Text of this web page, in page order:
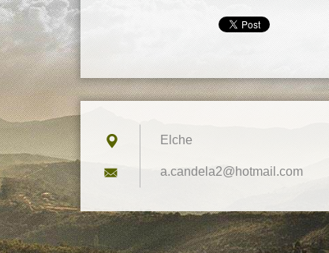
Elche
a.candel a2@hotmail.com